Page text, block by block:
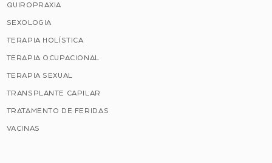
QUIROPRAXIA
SEXOLOGIA
TERAPIA HOLÍSTICA
TERAPIA OCUPACIONAL
TERAPIA SEXUAL
TRANSPLANTE CAPILAR
TRATAMENTO DE FERIDAS
VACINAS